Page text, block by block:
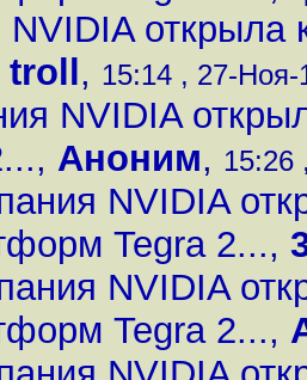
troll , 15:14 , 27-Ноя-
NVIDIA
, Аноним, 15:26
NVIDIA
Tegra 2...,
NVIDIA
Tegra 2...,